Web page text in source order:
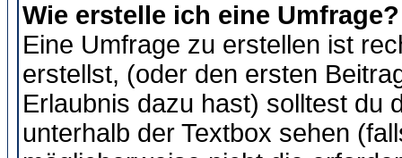
Wie erstelle ich eine Umfrage?
Eine Umfrage zu erstellen ist
erstellst, (oder den ersten
Erlaubnis dazu hast) solltest du
unterhalb der Textbox sehen